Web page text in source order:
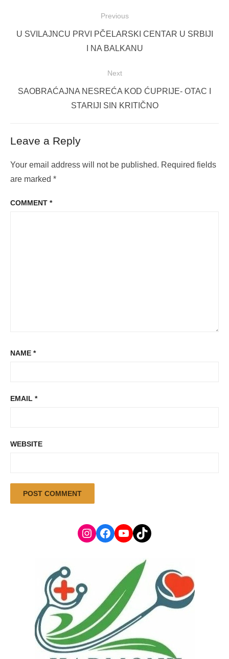
navigation
Previous
Previous
U SVILAJNCU PRVI PČELARSKI CENTAR U SRBIJI
I NA BALKANU
Next
Next
SAOBRAĆAJNA NESREĆA KOD ĆUPRIJE- OTAC I
STARIJI SIN KRITIČNO
Leave a Reply
Your email address will not be published. Required fields
are marked *
COMMENT *
NAME *
EMAIL *
WEBSITE
Instagram
Facebook
YouTube
TikTok